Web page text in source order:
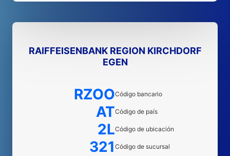
RAIFFEISENBANK REGION KIRCHDORF
EGEN
RZOOCódigo bancario
ATCódigo de país
2LCódigo de ubicación
321 Código de sucursal